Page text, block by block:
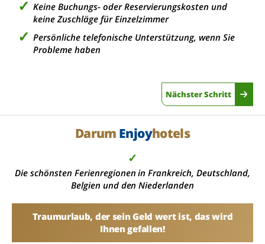
Keine Buchungs- oder Reservierungskosten und
keine Zuschläge für Einzelzimmer
Persönliche telefonische Unterstützung, wenn Sie
Probleme haben
Nächster Schritt
Darum Enjoyhotels
✓
Die schönsten Ferienregionen in Frankreich, Deutschland,
Belgien und den Niederlanden
Traumurlaub, der sein Geld wert ist, das wird
Ihnen gefallen!